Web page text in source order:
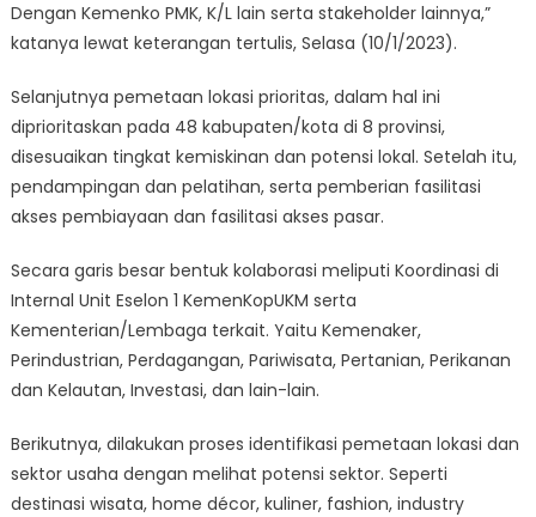
Dengan Kemenko PMK, K/L lain serta stakeholder lainnya,”
katanya lewat keterangan tertulis, Selasa (10/1/2023).
Selanjutnya pemetaan lokasi prioritas, dalam hal ini
diprioritaskan pada 48 kabupaten/kota di 8 provinsi,
disesuaikan tingkat kemiskinan dan potensi lokal. Setelah itu,
pendampingan dan pelatihan, serta pemberian fasilitasi
akses pembiayaan dan fasilitasi akses pasar.
Secara garis besar bentuk kolaborasi meliputi Koordinasi di
Internal Unit Eselon 1 KemenKopUKM serta
Kementerian/Lembaga terkait. Yaitu Kemenaker,
Perindustrian, Perdagangan, Pariwisata, Pertanian, Perikanan
dan Kelautan, Investasi, dan lain-lain.
Berikutnya, dilakukan proses identifikasi pemetaan lokasi dan
sektor usaha dengan melihat potensi sektor. Seperti
destinasi wisata, home décor, kuliner, fashion, industry